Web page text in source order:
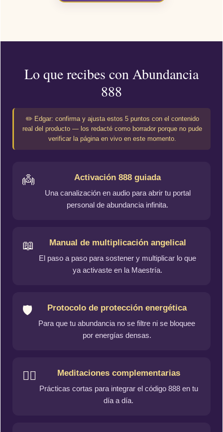
Lo que recibes con Abundancia
888
✏️ Edgar: confirma y ajusta estos 5 puntos con el contenido
real del producto — los redacté como borrador porque no pude
verificar la página en vivo en este momento.
👼 Activación 888 guiada
Una canalización en audio para abrir tu portal
personal de abundancia infinita.
📖 Manual de multiplicación angelical
El paso a paso para sostener y multiplicar lo que
ya activaste en la Maestría.
🛡️ Protocolo de protección energética
Para que tu abundancia no se filtre ni se bloquee
por energías densas.
🧘‍♀️ Meditaciones complementarias
Prácticas cortas para integrar el código 888 en tu
día a día.